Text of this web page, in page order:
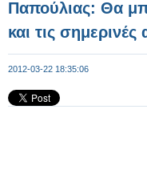
Παπούλιας: Θα
και τις σημερινές
2012-03-22 18:35:06